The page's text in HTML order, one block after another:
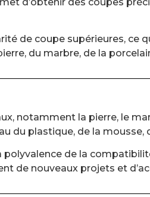
de coupe supérieures, ce
du marbre, de la
notamment la pierre, le
du plastique, de la
polyvalence de la
de nouveaux projets et